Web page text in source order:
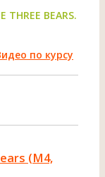
THREE BEARS.
по курсу
(M4,